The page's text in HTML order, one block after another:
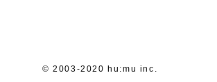
© 2003-2020 hu:mu inc.